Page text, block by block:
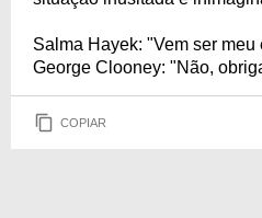
Salma Hayek: "Vem ser meu
George Clooney: "Não,
COPIAR